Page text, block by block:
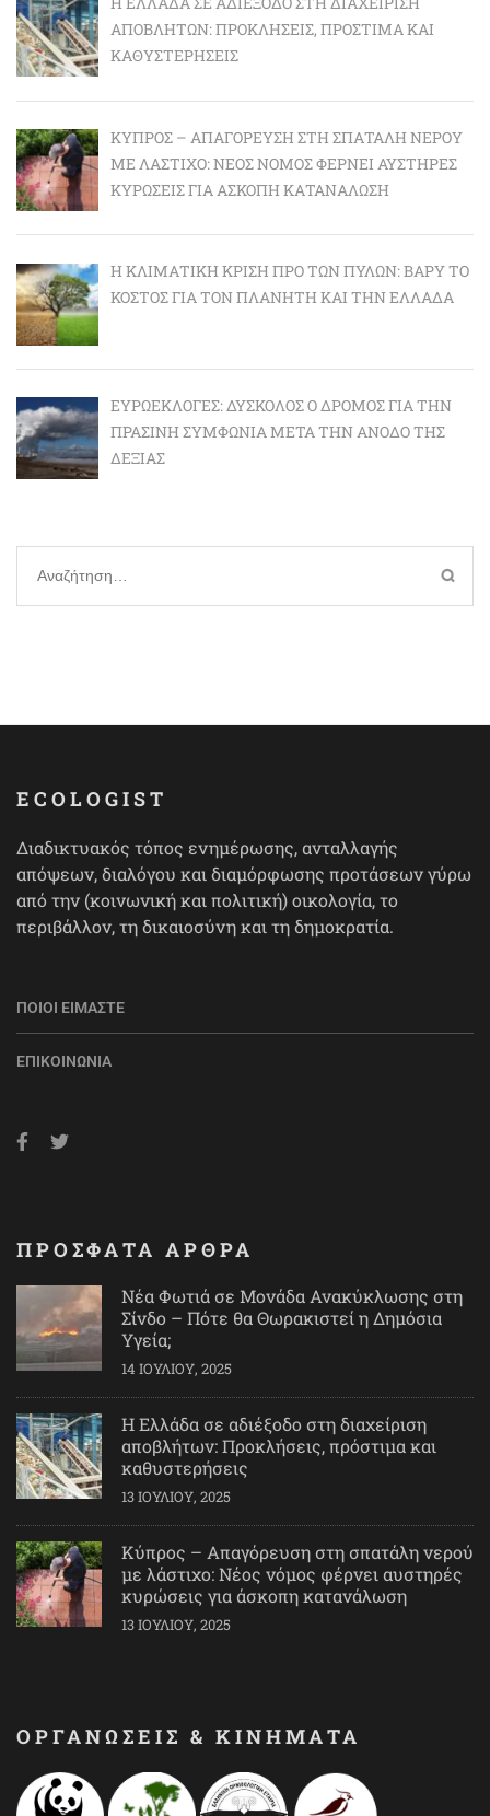
ΑΠΟΒΛΉΤΩΝ: ΠΡΟΚΛΉΣΕΙΣ, ΠΡΌΣΤΙΜΑ ΚΑΙ
ΚΑΘΥΣΤΕΡΉΣΕΙΣ
ΚΎΠΡΟΣ – ΑΠΑΓΌΡΕΥΣΗ ΣΤΗ ΣΠΑΤΆΛΗ ΝΕΡΟΎ
ΜΕ ΛΆΣΤΙΧΟ: ΝΈΟΣ ΝΌΜΟΣ ΦΈΡΝΕΙ ΑΥΣΤΗΡΈΣ
ΚΥΡΏΣΕΙΣ ΓΙΑ ΆΣΚΟΠΗ ΚΑΤΑΝΆΛΩΣΗ
Η ΚΛΙΜΑΤΙΚΉ ΚΡΊΣΗ ΠΡΟ ΤΩΝ ΠΥΛΏΝ: BΑΡΎ ΤΟ
ΚΌΣΤΟΣ ΓΙΑ ΤΟΝ ΠΛΑΝΉΤΗ ΚΑΙ ΤΗΝ ΕΛΛΆΔΑ
ΕΥΡΩΕΚΛΟΓΈΣ: ΔΎΣΚΟΛΟΣ Ο ΔΡΌΜΟΣ ΓΙΑ ΤΗΝ
ΠΡΆΣΙΝΗ ΣΥΜΦΩΝΊΑ ΜΕΤΆ ΤΗΝ ΆΝΟΔΟ ΤΗΣ
ΔΕΞΙΆΣ
Αναζήτηση
για:
ECOLOGIST
Διαδικτυακός τόπος ενημέρωσης, ανταλλαγής
απόψεων, διαλόγου και διαμόρφωσης προτάσεων γύρω
από την (κοινωνική και πολιτική) οικολογία, το
περιβάλλον, τη δικαιοσύνη και τη δημοκρατία.
ΠΟΙΟΙ ΕΊΜΑΣΤΕ
ΕΠΙΚΟΙΝΩΝΊΑ
ΠΡΟΣΦΑΤΑ ΑΡΘΡΑ
Νέα Φωτιά σε Μονάδα Ανακύκλωσης στη
Σίνδο – Πότε θα Θωρακιστεί η Δημόσια
Υγεία;
14 ΙΟΥΛΊΟΥ, 2025
Η Ελλάδα σε αδιέξοδο στη διαχείριση
αποβλήτων: Προκλήσεις, πρόστιμα και
καθυστερήσεις
13 ΙΟΥΛΊΟΥ, 2025
Κύπρος – Απαγόρευση στη σπατάλη νερού
με λάστιχο: Νέος νόμος φέρνει αυστηρές
κυρώσεις για άσκοπη κατανάλωση
13 ΙΟΥΛΊΟΥ, 2025
ΟΡΓΑΝΩΣΕΙΣ & ΚΙΝΗΜΑΤΑ